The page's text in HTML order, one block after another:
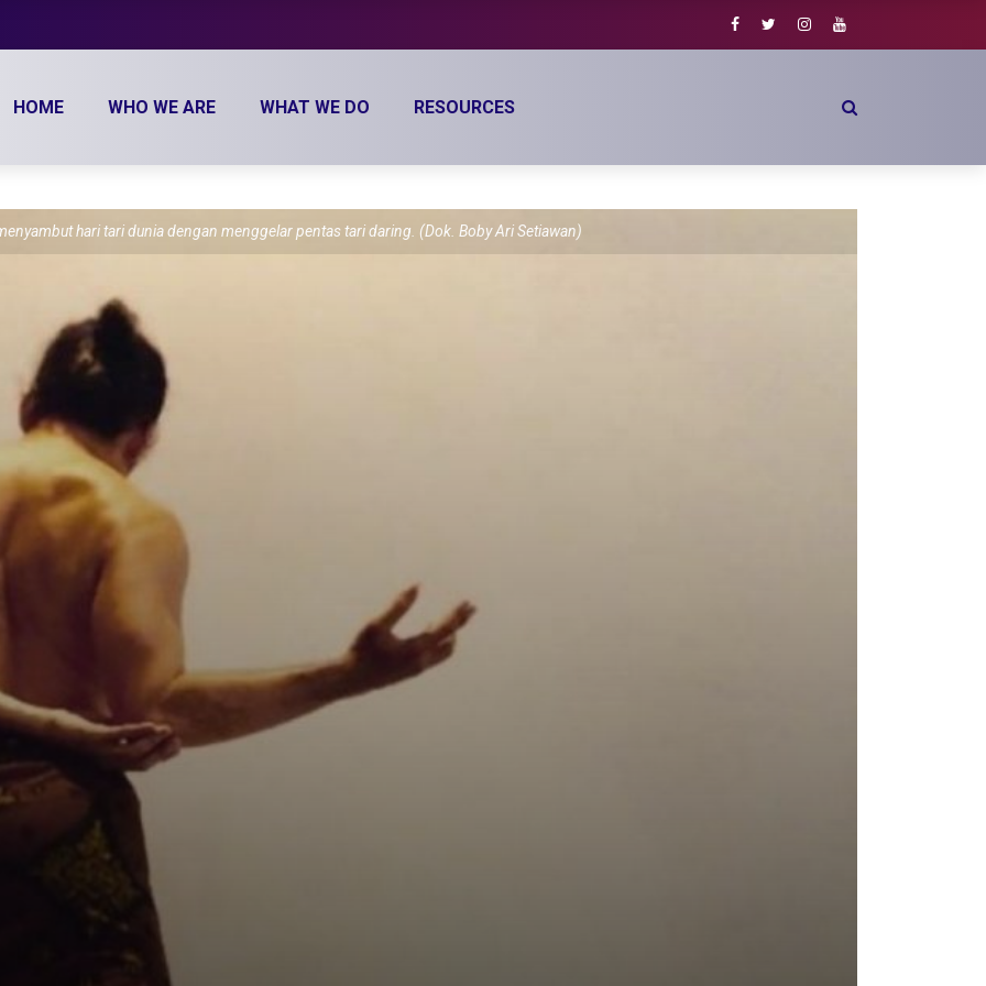
HOME WHO WE ARE WHAT WE DO RESOURCES
hari tari dunia dengan menggelar pentas tari daring. (Dok. Boby Ari Setiawan)